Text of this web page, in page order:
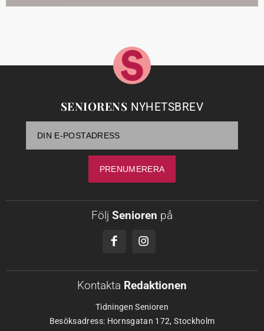
SENIORENS NYHETSBREV
Följ Senioren på
Kontakta Redaktionen
Tidningen Senioren
Besöksadress: Hornsgatan 172, Stockholm